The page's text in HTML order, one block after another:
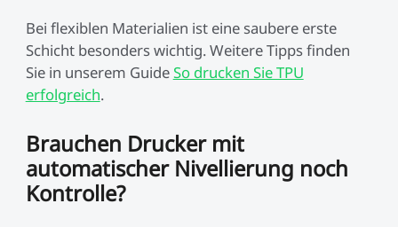
Bei flexiblen Materialien ist eine saubere erste
Schicht besonders wichtig. Weitere Tipps finden
Sie in unserem GuideSo drucken Sie TPU
erfolgreich.
Brauchen Drucker mit
automatischer Nivellierung noch
Kontrolle?